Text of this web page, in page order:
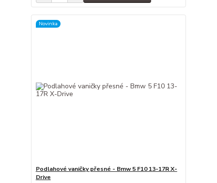
Novinka
Podlahové vaničky přesné - Bmw 5 F10 13-17R X-
Drive